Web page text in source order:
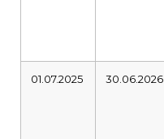
01.07.2025 30.06.2026